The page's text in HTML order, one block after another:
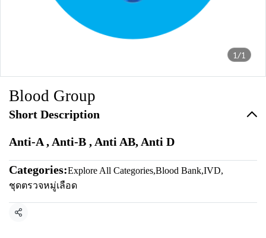
1/1
Blood Group
Short Description
Anti-A , Anti-B , Anti AB, Anti D
Categories:Explore All Categories,Blood Bank,IVD,
ชุดตรวจหมู่เลือด
Share